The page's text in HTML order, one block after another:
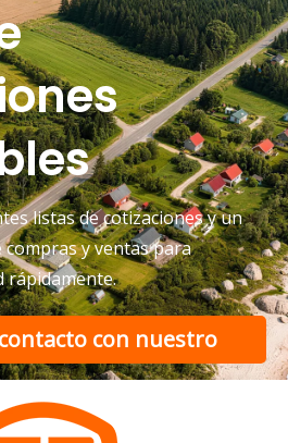
listas de cotizaciones y un
y ventas para
rápidamente.
con nuestro
de soporte